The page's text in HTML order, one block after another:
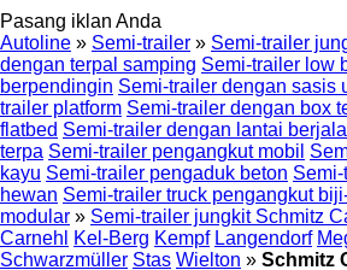
Pasang iklan Anda
Autoline » Semi-trailer » Semi-trailer
dengan terpal samping Semi-trailer low
berpendingin Semi-trailer dengan sasis
trailer platform Semi-trailer dengan box
flatbed Semi-trailer dengan lantai
terpa Semi-trailer pengangkut mobil
kayu Semi-trailer pengaduk beton
hewan Semi-trailer truck pengangkut
modular » Semi-trailer jungkit Schmitz
Carnehl
Kel-Berg Kempf Langendorf
Schwarzmüller Stas Wielton » Schmitz